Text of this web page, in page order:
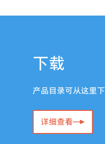
下载
产品目录可从这里
详细查看